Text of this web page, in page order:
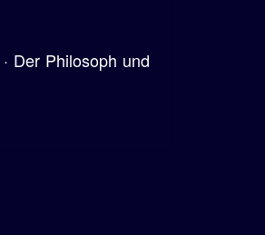
Der Philosoph und